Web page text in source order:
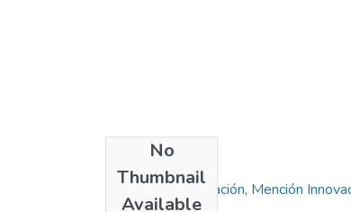
No
Thumbnail
Available
Collections
Maestría en Educación, Mención